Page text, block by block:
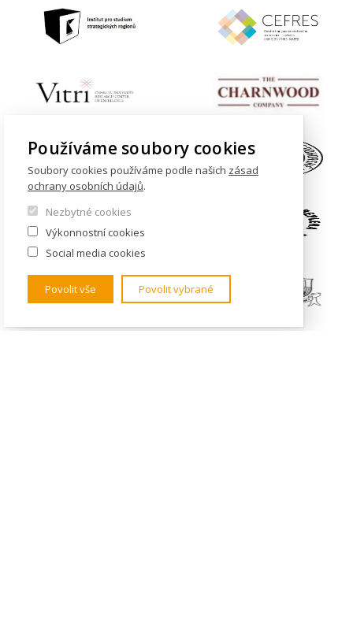
Používáme soubory cookies
Soubory cookies používáme podle našich zásad
ochrany osobních údajů.
Nezbytné cookies
Výkonnostní cookies
Social media cookies
Povolit vše Povolit vybrané